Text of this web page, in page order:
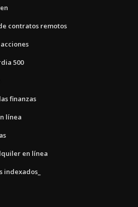
contratos remotos
500
finanzas
línea
en línea